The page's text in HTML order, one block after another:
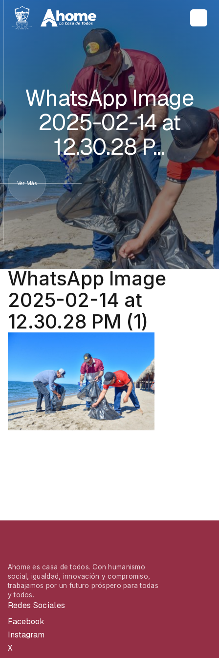
WhatsApp Image
2025-02-14 at
12.30.28 P…
Ver Más
WhatsApp Image
2025-02-14 at
12.30.28 PM (1)
Ahome es casa de todos. Con humanismo
social, igualdad, innovación y compromiso,
trabajamos por un futuro próspero para todas
y todos.
Redes Sociales
Facebook
Instagram
X